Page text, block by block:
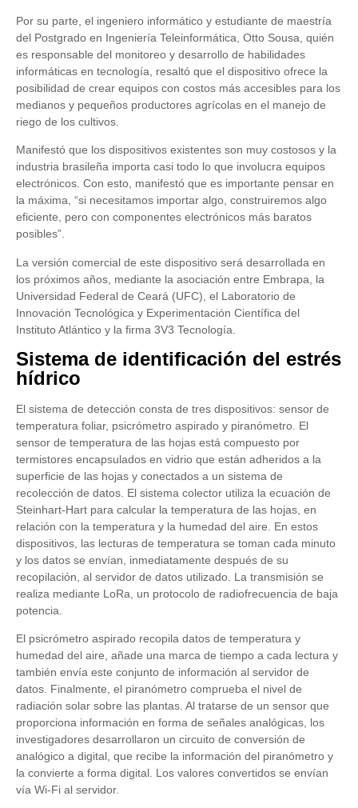
Por su parte, el ingeniero informático y estudiante de maestría
del Postgrado en Ingeniería Teleinformática, Otto Sousa, quién
es responsable del monitoreo y desarrollo de habilidades
informáticas en tecnología, resaltó que el dispositivo ofrece la
posibilidad de crear equipos con costos más accesibles para los
medianos y pequeños productores agrícolas en el manejo de
riego de los cultivos.
Manifestó que los dispositivos existentes son muy costosos y la
industria brasileña importa casi todo lo que involucra equipos
electrónicos. Con esto, manifestó que es importante pensar en
la máxima, “si necesitamos importar algo, construiremos algo
eficiente, pero con componentes electrónicos más baratos
posibles”.
La versión comercial de este dispositivo será desarrollada en
los próximos años, mediante la asociación entre Embrapa, la
Universidad Federal de Ceará (UFC), el Laboratorio de
Innovación Tecnológica y Experimentación Científica del
Instituto Atlántico y la firma 3V3 Tecnología.
Sistema de identificación del estrés
hídrico
El sistema de detección consta de tres dispositivos: sensor de
temperatura foliar, psicrómetro aspirado y piranómetro. El
sensor de temperatura de las hojas está compuesto por
termistores encapsulados en vidrio que están adheridos a la
superficie de las hojas y conectados a un sistema de
recolección de datos. El sistema colector utiliza la ecuación de
Steinhart-Hart para calcular la temperatura de las hojas, en
relación con la temperatura y la humedad del aire. En estos
dispositivos, las lecturas de temperatura se toman cada minuto
y los datos se envían, inmediatamente después de su
recopilación, al servidor de datos utilizado. La transmisión se
realiza mediante LoRa, un protocolo de radiofrecuencia de baja
potencia.
El psicrómetro aspirado recopila datos de temperatura y
humedad del aire, añade una marca de tiempo a cada lectura y
también envía este conjunto de información al servidor de
datos. Finalmente, el piranómetro comprueba el nivel de
radiación solar sobre las plantas. Al tratarse de un sensor que
proporciona información en forma de señales analógicas, los
investigadores desarrollaron un circuito de conversión de
analógico a digital, que recibe la información del piranómetro y
la convierte a forma digital. Los valores convertidos se envían
vía Wi-Fi al servidor.